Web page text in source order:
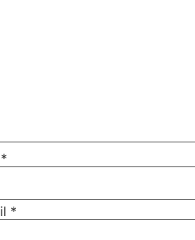
*
*